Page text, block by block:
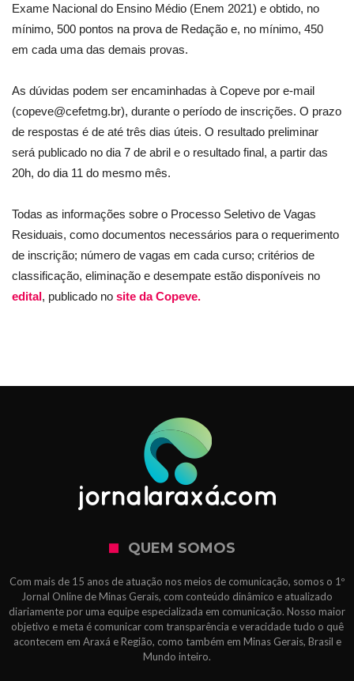
Exame Nacional do Ensino Médio (Enem 2021) e obtido, no
mínimo, 500 pontos na prova de Redação e, no mínimo, 450
em cada uma das demais provas.
As dúvidas podem ser encaminhadas à Copeve por e-mail
(copeve@cefetmg.br), durante o período de inscrições. O prazo
de respostas é de até três dias úteis. O resultado preliminar
será publicado no dia 7 de abril e o resultado final, a partir das
20h, do dia 11 do mesmo mês.
Todas as informações sobre o Processo Seletivo de Vagas
Residuais, como documentos necessários para o requerimento
de inscrição; número de vagas em cada curso; critérios de
classificação, eliminação e desempate estão disponíveis no
edital, publicado no site da Copeve.
QUEM SOMOS
Com mais de 15 anos de atuação nos meios de comunicação, somos o 1º
Jornal Online de Minas Gerais, com conteúdo dinâmico e atualizado
diariamente por uma equipe especializada em comunicação. Nosso maior
objetivo e meta é comunicar com transparência e veracidade tudo o quê
acontecem em Araxá e Região, como também em Minas Gerais, Brasil e
Mundo inteiro.